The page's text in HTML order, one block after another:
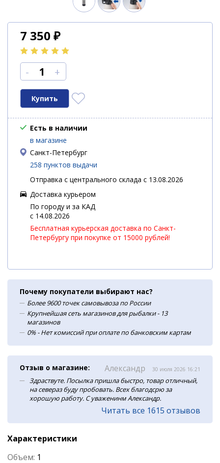
7 350 ₽
- +
Есть в наличии
в магазине
Санкт-Петербург
258 пунктов выдачи
Отправка с центрального склада с 13.08.2026
Доставка курьером
По городу и за КАД
c 14.08.2026
Бесплатная курьерская доставка по Санкт-
Петербургу при покупке от 15000 рублей!
Почему покупатели выбирают нас?
Более 9600 точек самовывоза по России
Крупнейшая сеть магазинов для рыбалки - 13
магазинов
0% - Нет комиссий при оплате по банковским картам
Отзыв о магазине: Александр 30 июля 2026 16:21
Здраствуте. Посылка пришла быстро, товар отличный,
на севераз буду пробовать. Всех благодсрю за
хорошую работу. С уваженинм Александр.
Читать все 1615 отзывов
Характеристики
Объем: 1